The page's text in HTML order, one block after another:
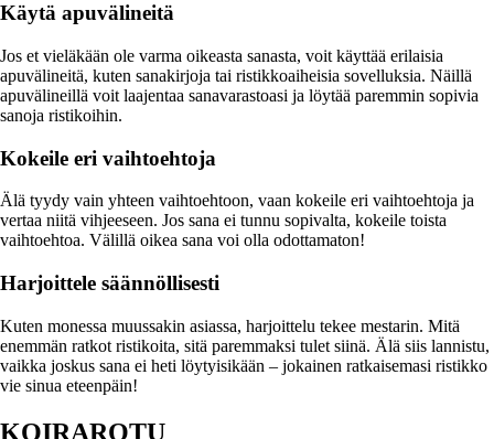
Käytä apuvälineitä
Jos et vieläkään ole varma oikeasta sanasta, voit käyttää erilaisia
apuvälineitä, kuten sanakirjoja tai ristikkoaiheisia sovelluksia. Näillä
apuvälineillä voit laajentaa sanavarastoasi ja löytää paremmin sopivia
sanoja ristikoihin.
Kokeile eri vaihtoehtoja
Älä tyydy vain yhteen vaihtoehtoon, vaan kokeile eri vaihtoehtoja ja
vertaa niitä vihjeeseen. Jos sana ei tunnu sopivalta, kokeile toista
vaihtoehtoa. Välillä oikea sana voi olla odottamaton!
Harjoittele säännöllisesti
Kuten monessa muussakin asiassa, harjoittelu tekee mestarin. Mitä
enemmän ratkot ristikoita, sitä paremmaksi tulet siinä. Älä siis lannistu,
vaikka joskus sana ei heti löytyisikään – jokainen ratkaisemasi ristikko
vie sinua eteenpäin!
KOIRAROTU